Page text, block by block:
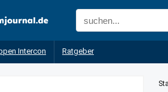
Intercon Ratgeber